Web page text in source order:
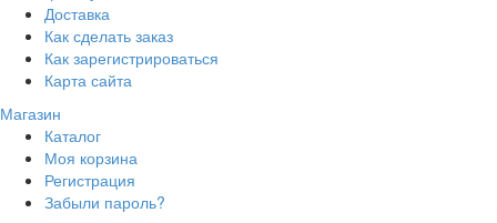
Доставка
Как сделать заказ
Как зарегистрироваться
Карта сайта
Магазин
Каталог
Моя корзина
Регистрация
Забыли пароль?